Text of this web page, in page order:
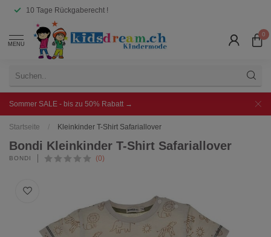
10 Tage Rückgaberecht !
MENU
0
Sommer SALE - bis zu 50% Rabatt →
Startseite / Kleinkinder T-Shirt Safariallover
Bondi Kleinkinder T-Shirt Safariallover
BONDI (0)